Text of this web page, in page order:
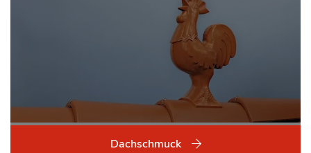
Dachschmuck